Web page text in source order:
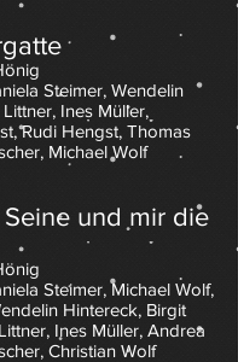
Steimer, Wendelin
Ines Müller,
Rudi Hengst, Thomas
Michael Wolf
und mir die
Steimer, Michael Wolf,
Hintereck, Birgit
Ines Müller, Andrea
Christian Wolf